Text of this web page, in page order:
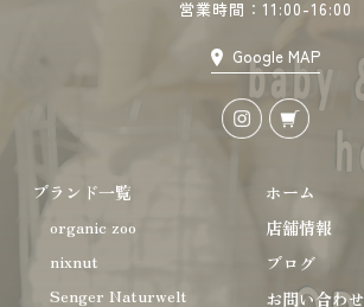
営業時間：11:00-16:00
Google MAP
ブランド一覧
organic zoo
nixnut
Senger Naturwelt
ホーム
店舗情報
ブログ
お問い合わせ